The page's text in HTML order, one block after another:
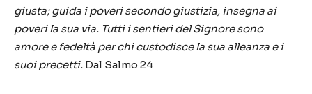
giusta; guida i poveri secondo giustizia, insegna ai
poveri la sua via. Tutti i sentieri del Signore sono
amore e fedeltà per chi custodisce la sua alleanza e i
suoi precetti. Dal Salmo 24